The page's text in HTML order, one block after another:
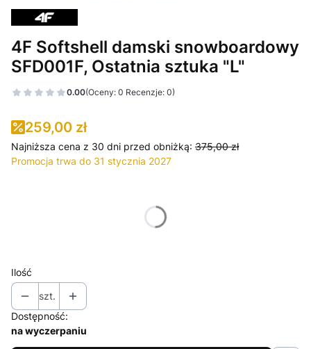
4F Softshell damski snowboardowy
SFD001F, Ostatnia sztuka "L"
0.00(Oceny: 0 Recenzje: 0)
259,00 zł
Najniższa cena z 30 dni przed obniżką: 375,00 zł
Promocja trwa do 31 stycznia 2027
Poszczególne warianty mogą różnić się ceną
Ilość
szt.
Dostępność:
na wyczerpaniu